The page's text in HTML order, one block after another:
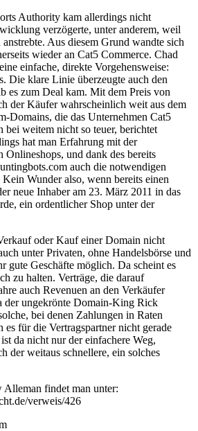
Authority kam allerdings nicht
verzögerte, unter anderem, weil
Aus diesem Grund wandte sich
wieder an Cat5 Commerce. Chad
einfache, direkte Vorgehensweise:
Die klare Linie überzeugte auch den
es zum Deal kam. Mit dem Preis von
der Käufer wahrscheinlich weit aus dem
Domains, die das Unternehmen Cat5
bei weitem nicht so teuer, berichtet
hat man Erfahrung mit der
Onlineshops, und dank des bereits
auch die notwendigen
Wunder also, wenn bereits einen
neue Inhaber am 23. März 2011 in das
ein ordentlicher Shop unter der
oder Kauf einer Domain nicht
unter Privaten, ohne Handelsbörse und
gute Geschäfte möglich. Da scheint es
zu halten. Verträge, die darauf
auch Revenuen an den Verkäufer
der ungekrönte Domain-King Rick
bei denen Zahlungen in Raten
es für die Vertragspartner nicht gerade
da nicht nur der einfachere Weg,
der weitaus schnellere, ein solches
findet man unter:
verweis/426